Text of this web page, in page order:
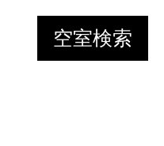
空室検索